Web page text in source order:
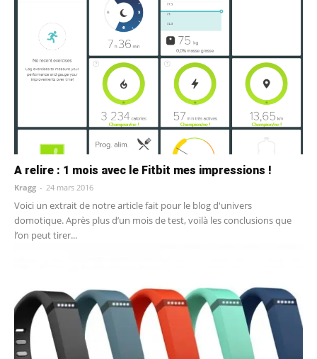
A relire : 1 mois avec le Fitbit mes impressions !
Kragg - 24 mars 2016
Voici un extrait de notre article fait pour le blog d'univers
domotique. Après plus d’un mois de test, voilà les conclusions que
l’on peut tirer...